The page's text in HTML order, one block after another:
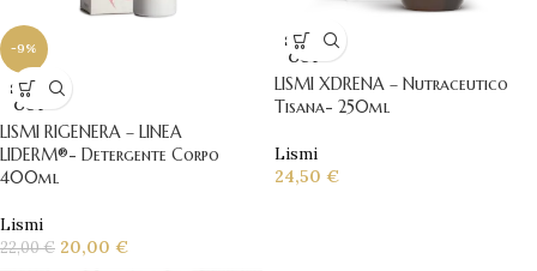
-9%
SOLD
OUT
LISMI RIGENERA – LINEA
LIDERM®- Detergente Corpo
400ml
Lismi
22,00€ 20,00 €
SOLD
OUT
LISMI XDRENA – Nutraceutico
Tisana- 250ml
Lismi
24,50 €